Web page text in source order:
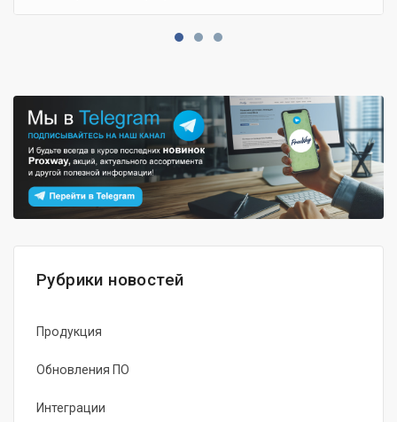
Рубрики новостей
Продукция
Обновления ПО
Интеграции